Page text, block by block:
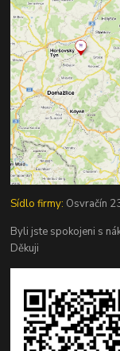
Sídlo firmy: Osvračín
Byli jste spokojeni s
Děkuji